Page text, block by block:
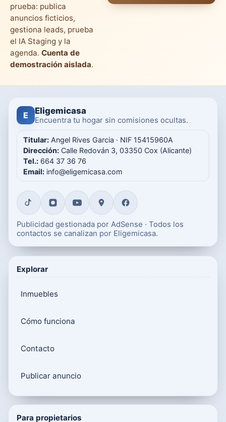
prueba: publica
anuncios ficticios,
gestiona leads, prueba
el IA Staging y la
agenda. Cuenta de
demostración aislada.
E Eligemicasa
Encuentra tu hogar sin comisiones ocultas.
Titular: Angel Rives Garcia · NIF 15415960A
Dirección: Calle Redován 3, 03350 Cox (Alicante)
Tel.: 664 37 36 76
Email: info@eligemicasa.com
Publicidad gestionada por AdSense · Todos los
contactos se canalizan por Eligemicasa.
Explorar
Inmuebles
Cómo funciona
Contacto
Publicar anuncio
Para propietarios